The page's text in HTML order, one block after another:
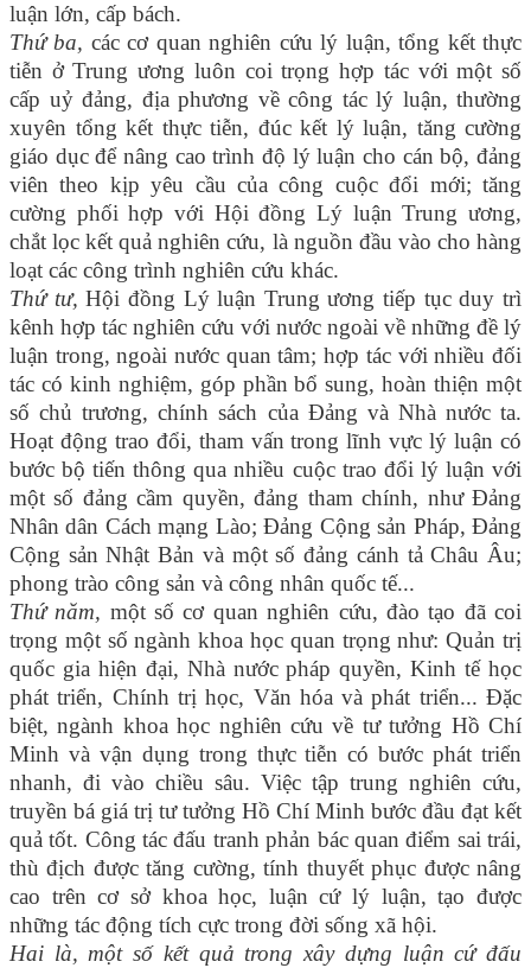
luận lớn, cấp bách.
Thứ ba, các cơ quan nghiên cứu lý luận, tổng kết thực
tiễn ở Trung ương luôn coi trọng hợp tác với một số
cấp uỷ đảng, địa phương về công tác lý luận, thường
xuyên tổng kết thực tiễn, đúc kết lý luận, tăng cường
giáo dục để nâng cao trình độ lý luận cho cán bộ, đảng
viên theo kịp yêu cầu của công cuộc đổi mới; tăng
cường phối hợp với Hội đồng Lý luận Trung ương,
chắt lọc kết quả nghiên cứu, là nguồn đầu vào cho hàng
loạt các công trình nghiên cứu khác.
Thứ tư, Hội đồng Lý luận Trung ương tiếp tục duy trì
kênh hợp tác nghiên cứu với nước ngoài về những đề lý
luận trong, ngoài nước quan tâm; hợp tác với nhiều đối
tác có kinh nghiệm, góp phần bổ sung, hoàn thiện một
số chủ trương, chính sách của Đảng và Nhà nước ta.
Hoạt động trao đổi, tham vấn trong lĩnh vực lý luận có
bước bộ tiến thông qua nhiều cuộc trao đổi lý luận với
một số đảng cầm quyền, đảng tham chính, như Đảng
Nhân dân Cách mạng Lào; Đảng Cộng sản Pháp, Đảng
Cộng sản Nhật Bản và một số đảng cánh tả Châu Âu;
phong trào công sản và công nhân quốc tế...
Thứ năm, một số cơ quan nghiên cứu, đào tạo đã coi
trọng một số ngành khoa học quan trọng như: Quản trị
quốc gia hiện đại, Nhà nước pháp quyền, Kinh tế học
phát triển, Chính trị học, Văn hóa và phát triển... Đặc
biệt, ngành khoa học nghiên cứu về tư tưởng Hồ Chí
Minh và vận dụng trong thực tiễn có bước phát triển
nhanh, đi vào chiều sâu. Việc tập trung nghiên cứu,
truyền bá giá trị tư tưởng Hồ Chí Minh bước đầu đạt kết
quả tốt. Công tác đấu tranh phản bác quan điểm sai trái,
thù địch được tăng cường, tính thuyết phục được nâng
cao trên cơ sở khoa học, luận cứ lý luận, tạo được
những tác động tích cực trong đời sống xã hội.
Hai là, một số kết quả trong xây dựng luận cứ đấu